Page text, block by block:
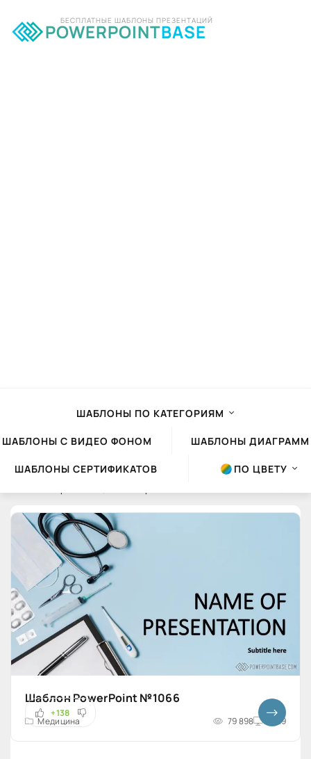
POWERPOINTBASE
БЕСПЛАТНЫЕ ШАБЛОНЫ ПРЕЗЕНТАЦИЙ
ШАБЛОНЫ ПО КАТЕГОРИЯМ
ШАБЛОНЫ С ВИДЕО ФОНОМ ШАБЛОНЫ ДИАГРАММ
ШАБЛОНЫ СЕРТИФИКАТО ПО ЦВЕТУ
Шаблон PowerPoint №1066
Медицина 79 898 16x9
+138